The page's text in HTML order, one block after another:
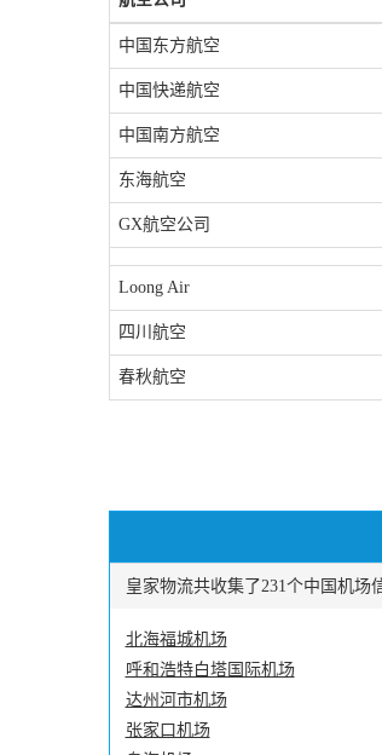
中国东方航空
中国快递航空
中国南方航空
东海航空
GX航空公司
Loong Air
四川航空
春秋航空
皇家物流共收集了231个中国机场
北海福城机场
呼和浩特白塔国际机场
达州河市机场
张家口机场